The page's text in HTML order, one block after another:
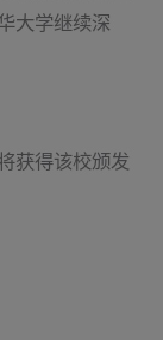
大学继续深
获得该校颁发